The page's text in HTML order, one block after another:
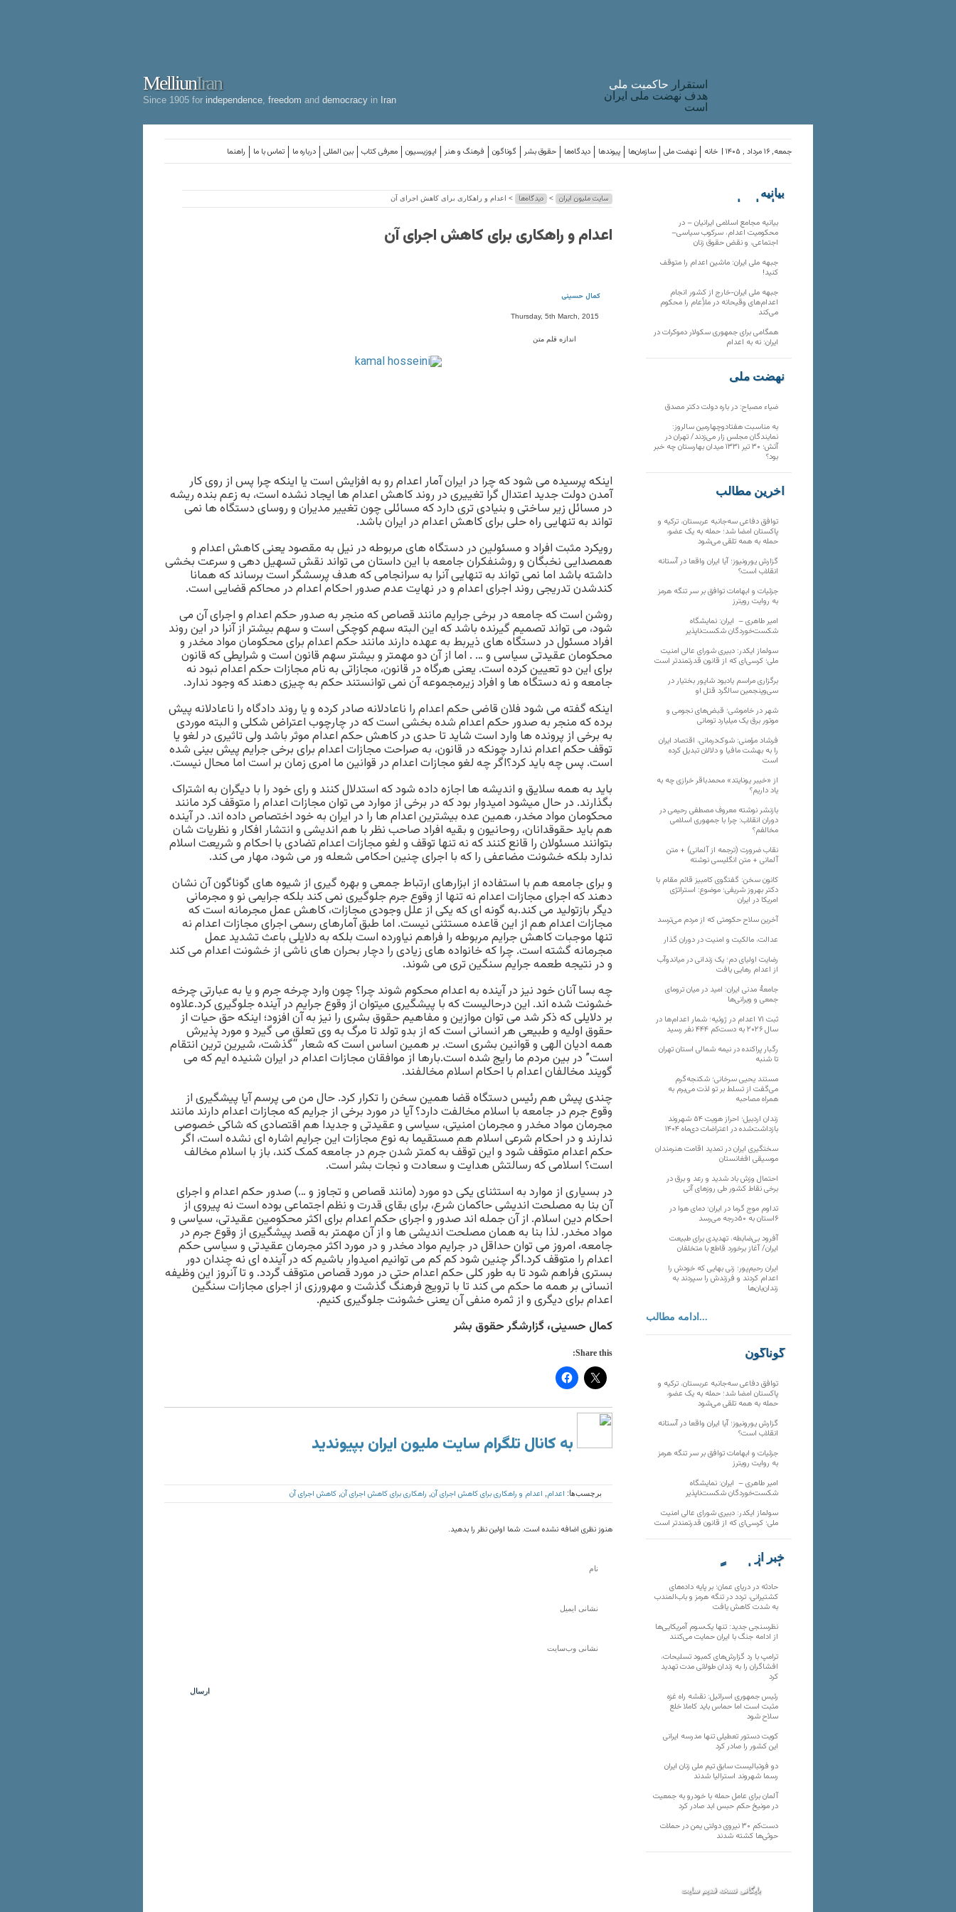
MelliunIran
Since 1905 for independence freedom and democracy in Iran
استقرار حاکميت ملی
هدف نهضت ملی ایران
است
راهنما تماس با ما درباره ما بین المللی معرفی کتاب اپوزیسیون فرهنگ و هنر گوناگون حقوق بشر دیدگاه‌ها پیوندها سازمان‌ها نهضت ملی خانه جمعه, ۱۶ مرداد , ۱۴۰۵ |
سایت ملیون ایران > دیدگاه‌ها > اعدام و راهکاری برای کاهش اجرای آن
اعدام و راهکاری برای کاهش اجرای آن
کمال حسینی
Thursday, 5th March, 2015
اندازه قلم متن
اینکه پرسیده می شود که چرا در ایران آمار اعدام رو به افزایش است یا اینکه چرا پس از روی کار
آمدن دولت جدید اعتدال گرا تغییری در روند کاهش اعدام ها ایجاد نشده است، به زعم بنده ریشه
در مسائل زیر ساختی و بنیادی تری دارد که مسائلی چون تغییر مدیران و روسای دستگاه ها نمی
تواند به تنهایی راه حلی برای کاهش اعدام در ایران باشد.
رویکرد مثبت افراد و مسئولین در دستگاه های مربوطه در نیل به مقصود یعنی کاهش اعدام و
همصدایی نخبگان و روشنفکران جامعه با این داستان می تواند نقش تسهیل دهی و سرعت بخشی
داشته باشد اما نمی تواند به تنهایی آنرا به سرانجامی که هدف پرسشگر است برساند که همانا
کندشدن تدریجی روند اجرای اعدام و در نهایت عدم صدور احکام اعدام در محاکم قضایی است.
روشن است که جامعه در برخی جرایم مانند قصاص که منجر به صدور حکم اعدام و اجرای آن می
شود، می تواند تصمیم گیرنده باشد که این البته سهم کوچکی است و سهم بیشتر از آنرا در این روند
افراد مسئول در دستگاه های ذیربط به عهده دارند مانند حکم اعدام برای محکومان مواد مخدر و
محکومان عقیدتی سیاسی و … . اما از آن دو مهمتر و بیشتر سهم قانون است و شرایطی که قانون
برای این دو تعیین کرده است. یعنی هرگاه در قانون، مجازاتی به نام مجازات حکم اعدام نبود نه
جامعه و نه دستگاه ها و افراد زیرمجموعه آن نمی توانستند حکم به چیزی دهند که وجود ندارد.
اینکه گفته می شود فلان قاضی حکم اعدام را ناعادلانه صادر کرده و یا روند دادگاه را ناعادلانه پیش
برده که منجر به صدور حکم اعدام شده بخشی است که در چارچوب اعتراض شکلی و البته موردی
به برخی از پرونده ها وارد است شاید تا حدی در کاهش حکم اعدام موثر باشد ولی تاثیری در لغو یا
توقف حکم اعدام ندارد چونکه در قانون، به صراحت مجازات اعدام برای برخی جرایم پیش بینی شده
است. پس چه باید کرد؟اگر چه لغو مجازات اعدام در قوانین ما امری زمان بر است اما محال نیست.
باید به همه سلایق و اندیشه ها اجازه داده شود که استدلال کنند و رای خود را با دیگران به اشتراک
بگذارند. در حال میشود امیدوار بود که در برخی از موارد می توان مجازات اعدام را متوقف کرد مانند
محکومان مواد مخدر، همین عده بیشترین اعدام ها را در ایران به خود اختصاص داده اند. در آینده
هم باید حقوقدانان، روحانیون و بقیه افراد صاحب نظر با هم اندیشی و انتشار افکار و نظریات شان
بتوانند مسئولان را قانع کنند که نه تنها توقف و لغو مجازات اعدام تضادی با احکام و شریعت اسلام
ندارد بلکه خشونت مضاعفی را که با اجرای چنین احکامی شعله ور می شود، مهار می کند.
و برای جامعه هم با استفاده از ابزارهای ارتباط جمعی و بهره گیری از شیوه های گوناگون آن نشان
دهند که اجرای مجازات اعدام نه تنها از وقوع جرم جلوگیری نمی کند بلکه جرایمی نو و مجرمانی
دیگر بازتولید می کند.به گونه ای که یکی از علل وجودی مجازات، کاهش عمل مجرمانه است که
مجازات اعدام هم از این قاعده مستثنی نیست. اما طبق آمارهای رسمی اجرای مجازات اعدام نه
تنها موجبات کاهش جرایم مربوطه را فراهم نیاورده است بلکه به دلایلی باعث تشدید عمل
مجرمانه گشته است. چرا که خانواده های زیادی را دچار بحران های ناشی از خشونت اعدام می کند
و در نتیجه طعمه جرایم سنگین تری می شوند.
چه بسا آنان خود نیز در آینده به اعدام محکوم شوند چرا؟ چون وارد چرخه جرم و یا به عبارتی چرخه
خشونت شده اند. این درحالیست که با پیشگیری میتوان از وقوع جرایم در آینده جلوگیری کرد.علاوه
بر دلایلی که ذکر شد می توان موازین و مفاهیم حقوق بشری را نیز به آن افزود؛ اینکه حق حیات از
حقوق اولیه و طبیعی هر انسانی است که از بدو تولد تا مرگ به وی تعلق می گیرد و مورد پذیرش
همه ادیان الهی و قوانین بشری است. بر همین اساس است که شعار “گذشت، شیرین ترین انتقام
است” در بین مردم ما رایج شده است.بارها از موافقان مجازات اعدام در ایران شنیده ایم که می
گویند مخالفان اعدام با احکام اسلام مخالفند.
چندی پیش هم رئیس دستگاه قضا همین سخن را تکرار کرد. حال من می پرسم آیا پیشگیری از
وقوع جرم در جامعه با اسلام مخالفت دارد؟ آیا در مورد برخی از جرایم که مجازات اعدام دارند مانند
مجرمان مواد مخدر و مجرمان امنیتی، سیاسی و عقیدتی و جدیدا هم اقتصادی که شاکی خصوصی
ندارند و در احکام شرعی اسلام هم مستقیما به نوع مجازات این جرایم اشاره ای نشده است، اگر
حکم اعدام متوقف شود و این توقف به کمتر شدن جرم در جامعه کمک کند، باز با اسلام مخالف
است؟ اسلامی که رسالتش هدایت و سعادت و نجات بشر است.
در بسیاری از موارد به استثنای یکی دو مورد (مانند قصاص و تجاوز و …) صدور حکم اعدام و اجرای
آن بنا به مصلحت اندیشی حاکمان شرع، برای بقای قدرت و نظم اجتماعی بوده است نه پیروی از
احکام دین اسلام. از آن جمله اند صدور و اجرای حکم اعدام برای اکثر محکومین عقیدتی، سیاسی و
مواد مخدر. لذا بنا به همان مصلحت اندیشی ها و از آن مهمتر به قصد پیشگیری از وقوع جرم در
جامعه، امروز می توان حداقل در جرایم مواد مخدر و در مورد اکثر مجرمان عقیدتی و سیاسی حکم
اعدام را متوقف کرد.اگر چنین شود کم کم می توانیم امیدوار باشیم که در آینده ای نه چندان دور
بستری فراهم شود تا به طور کلی حکم اعدام حتی در مورد قصاص متوقف گردد. و تا آنروز این وظیفه
انسانی بر همه ما حکم می کند تا با ترویج فرهنگ گذشت و مهرورزی از اجرای مجازات سنگین
اعدام برای دیگری و از ثمره منفی آن یعنی خشونت جلوگیری کنیم.
کمال حسینی، گزارشگر حقوق بشر
Share this:
به کانال تلگرام سایت ملیون ایران بپیوندید
برچسب‌ها: اعدام اعدام و راهکاری برای کاهش اجرای آن راهکاری برای کاهش اجرای آن کاهش اجرای آن
هنوز نظری اضافه نشده است. شما اولین نظر را بدهید.
بیانیه
سازمان‌های
بیانیه مجامع اسلامی ایرانیان – در
محکومیت اعدام، سرکوب سیاسی–
اجتماعی، و نقض حقوق زنان
جبهه ملی ایران: ماشین اعدام را متوقف
کنید!
جبهه ملی ایران-خارج از کشور انجام
اعدام‌های وقیحانه در ملأِعام را محکوم
می‌کند
همگامی برای جمهوری سکولار دموکرات در
ایران: نه به اعدام
نهضت ملی
ضیاء مصباح: در باره دولت دکتر مصدق
به مناسبت هفتادوچهارمین سالروز:
نمایندگان مجلس زار می‌زدند/ تهران در
آتش؛ ۳۰ تیر ۱۳۳۱ میدان بهارستان چه خبر
بود؟
آخرین مطالب
توافق دفاعی سه‌جانبه عربستان، ترکیه و
پاکستان امضا شد؛ حمله به یک عضو،
حمله به همه تلقی می‌شود
گزارش یورونیوز؛ آیا ایران واقعا در آستانه
انقلاب است؟
جزئیات و ابهامات توافق بر سر تنگه هرمز
به روایت رویترز
امیر طاهری – ایران: نمایشگاه
شکست‌خوردگان شکست‌ناپذیر
سولماز ایکدر: دبیری شورای عالی امنیت
ملی؛ کرسی‌ای که از قانون قدرتمندتر است
برگزاری مراسم یادبود شاپور بختیار در
سی‌وپنجمین سالگرد قتل او
شهر در خاموشی؛ قبض‌های نجومی و
موتور برق یک میلیارد تومانی
فرشاد مؤمنی: شوک‌درمانی، اقتصاد ایران
را به بهشت مافیا و دلالان تبدیل کرده
است
از «خیبر یونایتد» محمدباقر خرازی چه به
یاد داریم؟
بازنشر نوشته معروف مصطفی رحیمی در
دوران انقلاب: چرا با جمهوری اسلامی
مخالفم؟
نقاب ضرورت (ترجمه از آلمانی) + متن
آلمانی + متن انگلیسی نوشته
کانون سخن: گفتگوی کامبیز قائم مقام با
دکتر بهروز شریفی؛ موضوع: استراتژی
امریکا در ایران
آخرین سلاح حکومتی که از مردم می‌ترسد
عدالت، مالکیت و امنیت در دوران گذار
رضایت اولیای دم؛ یک زندانی در میاندوآب
از اعدام رهایی یافت
جامعهٔ مدنی ایران: امید در میان ترومای
جمعی و ویرانی‌ها
ثبت ۷۱ اعدام در ژوئیه؛ شمار اعدام‌ها در
سال ۲۰۲۶ به دست‌کم ۴۴۴ نفر رسید
رگبار پراکنده در نیمه شمالی استان تهران
تا شنبه
مستند یحیی سرخانی؛ شکنجه‌گرم
می‌گفت از تسلط بر تو لذت می‌برم به
همراه مصاحبه
زندان اردبیل؛ احراز هویت ۵۴ شهروند
بازداشت‌شده در اعتراضات دی‌ماه ۱۴۰۴
سختگیری ایران در تمدید اقامت هنرمندان
موسیقی افغانستان
احتمال وزش باد شدید و رعد و برق در
برخی نقاط کشور طی روزهای آتی
تداوم موج گرما در ایران؛ دمای هوا در
۶استان به ۵۰درجه می‌رسد
آفرود بی‌ضابطه، تهدیدی برای طبیعت
ایران/ آغاز برخورد قاطع با متخلفان
ایران رحیم‌پور؛ زنی بهایی که خودش را
اعدام کردند و فرزندش را سپردند به
زندان‌بان‌ها
ادامه مطالب...
گوناگون
توافق دفاعی سه‌جانبه عربستان، ترکیه و
پاکستان امضا شد؛ حمله به یک عضو،
حمله به همه تلقی می‌شود
گزارش یورونیوز؛ آیا ایران واقعا در آستانه
انقلاب است؟
جزئیات و ابهامات توافق بر سر تنگه هرمز
به روایت رویترز
امیر طاهری – ایران: نمایشگاه
شکست‌خوردگان شکست‌ناپذیر
سولماز ایکدر: دبیری شورای عالی امنیت
ملی؛ کرسی‌ای که از قانون قدرتمندتر است
خبر از
تارنماهای دیگر
حادثه در دریای عمان؛ بر پایه داده‌های
کشتیرانی، تردد در تنگه هرمز و باب‌المندب
به شدت کاهش یافت
نظرسنجی جدید: تنها یک‌سوم آمریکایی‌ها
از ادامه جنگ با ایران حمایت می‌کنند
ترامپ با رد گزارش‌های کمبود تسلیحات،
افشاگران را به زندان طولانی مدت تهدید
کرد
رئیس‌ جمهوری اسرائیل: نقشه راه غزه
مثبت است اما حماس باید کاملا خلع
سلاح شود
کویت دستور تعطیلی تنها مدرسه ایرانی
این کشور را صادر کرد
دو فوتبالیست سابق تیم ملی زنان ایران
رسما شهروند استرالیا شدند
آلمان برای عامل حمله با خودرو به جمعیت
در مونیخ حکم حبس ابد صادر کرد
دست‌کم ۳۰ نیروی دولتی یمن در حملات
حوثی‌ها کشته شدند
بایگانی نسخه قدیم سایت